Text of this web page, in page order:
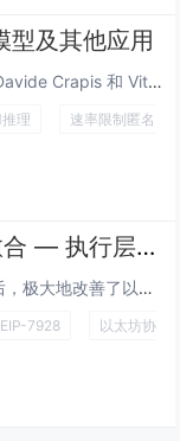
型及其他应用
markdown ZK API 使用积分：LLMs 及其他 Davide Crapis 和 Vitalik Bute...
理
速率限制匿名
Snap v2：以 BALs 取代 Trie 愈合 — 执行层研究
快照同步（snap/1）在 Geth v1.10.0 中发布后，极大地改善了以太坊节点的同步。但它有一个众所周知的阿喀琉...
EIP-7928
以太坊协